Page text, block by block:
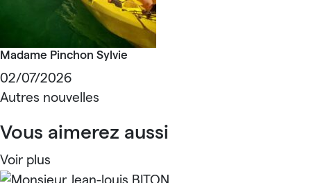
Madame Pinchon Sylvie
02/07/2026
Autres nouvelles
Vous aimerez aussi
Voir plus